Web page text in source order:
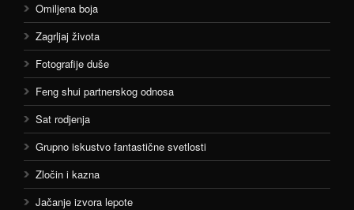
Omiljena boja
Zagrljaj života
Fotografije duše
Feng shui partnerskog odnosa
Sat rodjenja
Grupno iskustvo fantastične svetlosti
Zločin i kazna
Jačanje izvora lepote